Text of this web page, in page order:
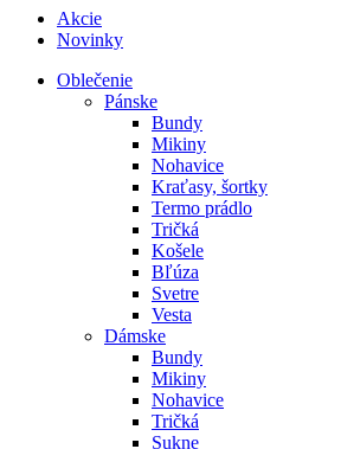
Akcie
Novinky
Oblečenie
Pánske
Bundy
Mikiny
Nohavice
Kraťasy, šortky
Termo prádlo
Tričká
Košele
Bľúza
Svetre
Vesta
Dámske
Bundy
Mikiny
Nohavice
Tričká
Sukne